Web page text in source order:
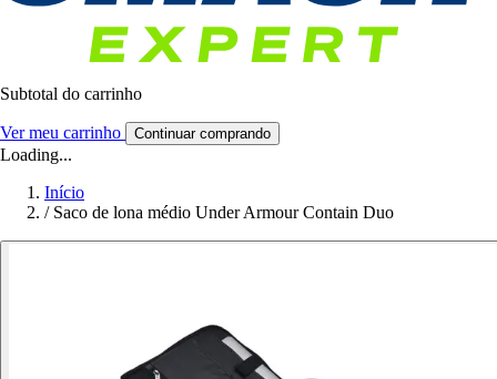
Subtotal do carrinho
Ver meu carrinho Continuar comprando
Loading...
Início
/ Saco de lona médio Under Armour Contain Duo